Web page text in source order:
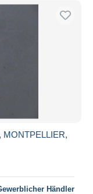
MONTPELLIER,
Händler